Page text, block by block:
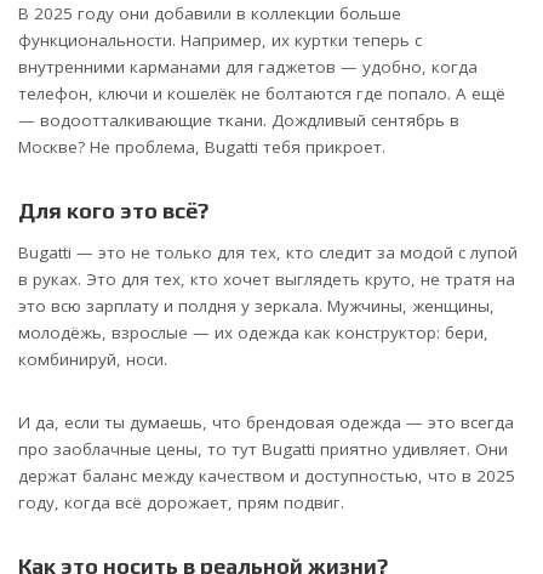
В 2025 году они добавили в коллекции больше
функциональности. Например, их куртки теперь с
внутренними карманами для гаджетов — удобно, когда
телефон, ключи и кошелёк не болтаются где попало. А ещё
— водоотталкивающие ткани. Дождливый сентябрь в
Москве? Не проблема, Bugatti тебя прикроет.
Для кого это всё?
Bugatti — это не только для тех, кто следит за модой с лупой
в руках. Это для тех, кто хочет выглядеть круто, не тратя на
это всю зарплату и полдня у зеркала. Мужчины, женщины,
молодёжь, взрослые — их одежда как конструктор: бери,
комбинируй, носи.
И да, если ты думаешь, что брендовая одежда — это всегда
про заоблачные цены, то тут Bugatti приятно удивляет. Они
держат баланс между качеством и доступностью, что в 2025
году, когда всё дорожает, прям подвиг.
Как это носить в реальной жизни?